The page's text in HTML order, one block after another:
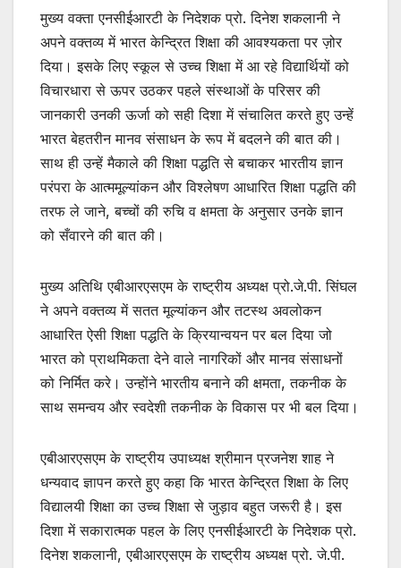
मुख्य वक्ता एनसीईआरटी के निदेशक प्रो. दिनेश शकलानी ने
अपने वक्तव्य में भारत केन्द्रित शिक्षा की आवश्यकता पर ज़ोर
दिया। इसके लिए स्कूल से उच्च शिक्षा में आ रहे विद्यार्थियों को
विचारधारा से ऊपर उठकर पहले संस्थाओं के परिसर की
जानकारी उनकी ऊर्जा को सही दिशा में संचालित करते हुए उन्हें
भारत बेहतरीन मानव संसाधन के रूप में बदलने की बात की।
साथ ही उन्हें मैकाले की शिक्षा पद्धति से बचाकर भारतीय ज्ञान
परंपरा के आत्ममूल्यांकन और विश्लेषण आधारित शिक्षा पद्धति की
तरफ ले जाने, बच्चों की रुचि व क्षमता के अनुसार उनके ज्ञान
को सँवारने की बात की।
मुख्य अतिथि एबीआरएसएम के राष्ट्रीय अध्यक्ष प्रो.जे.पी. सिंघल
ने अपने वक्तव्य में सतत मूल्यांकन और तटस्थ अवलोकन
आधारित ऐसी शिक्षा पद्धति के क्रियान्वयन पर बल दिया जो
भारत को प्राथमिकता देने वाले नागरिकों और मानव संसाधनों
को निर्मित करे। उन्होंने भारतीय बनाने की क्षमता, तकनीक के
साथ समन्वय और स्वदेशी तकनीक के विकास पर भी बल दिया।
एबीआरएसएम के राष्ट्रीय उपाध्यक्ष श्रीमान प्रजनेश शाह ने
धन्यवाद ज्ञापन करते हुए कहा कि भारत केन्द्रित शिक्षा के लिए
विद्यालयी शिक्षा का उच्च शिक्षा से जुड़ाव बहुत जरूरी है। इस
दिशा में सकारात्मक पहल के लिए एनसीईआरटी के निदेशक प्रो.
दिनेश शकलानी, एबीआरएसएम के राष्ट्रीय अध्यक्ष प्रो. जे.पी.